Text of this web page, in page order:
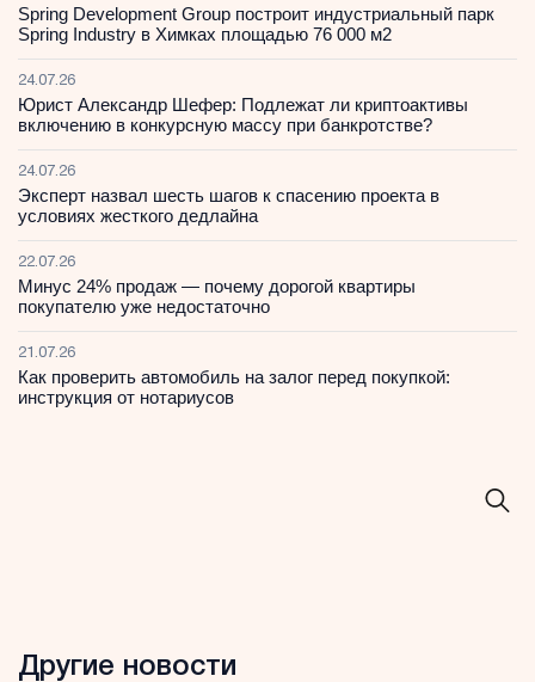
Spring Development Group построит индустриальный парк
Spring Industry в Химках площадью 76 000 м2
24.07.26
Юрист Александр Шефер: Подлежат ли криптоактивы
включению в конкурсную массу при банкротстве?
24.07.26
Эксперт назвал шесть шагов к спасению проекта в
условиях жесткого дедлайна
22.07.26
Минус 24% продаж — почему дорогой квартиры
покупателю уже недостаточно
21.07.26
Как проверить автомобиль на залог перед покупкой:
инструкция от нотариусов
Другие новости